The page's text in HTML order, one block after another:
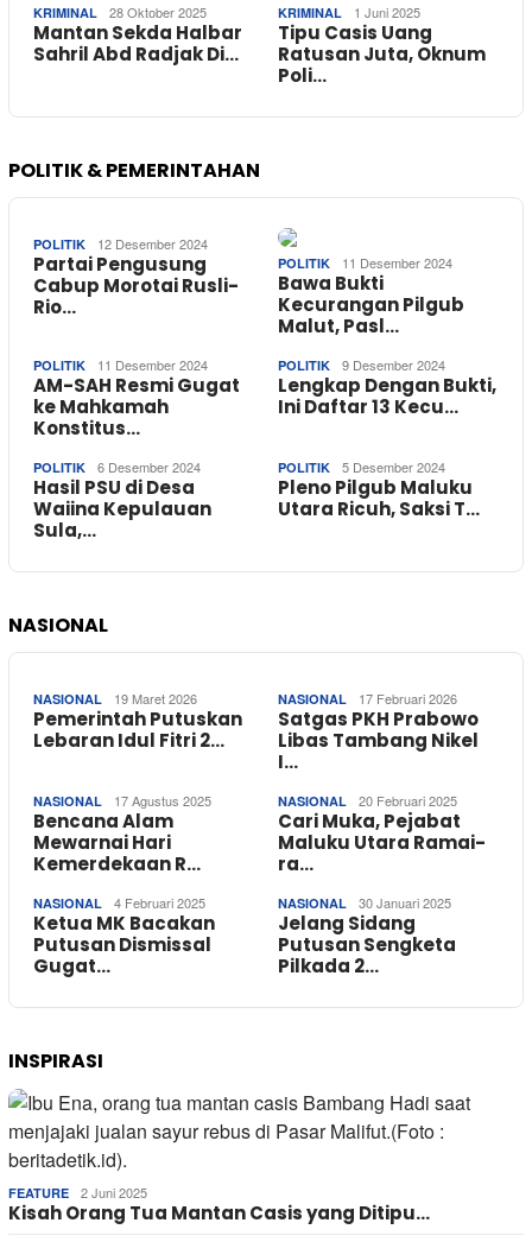
KRIMINAL 28 Oktober 2025
Mantan Sekda Halbar
Sahril Abd Radjak Di…
KRIMINAL 1 Juni 2025
Tipu Casis Uang
Ratusan Juta, Oknum
Poli…
POLITIK & PEMERINTAHAN
POLITIK 12 Desember 2024
Partai Pengusung
Cabup Morotai Rusli-
Rio…
POLITIK 11 Desember 2024
Bawa Bukti
Kecurangan Pilgub
Malut, Pasl…
POLITIK 11 Desember 2024
AM-SAH Resmi Gugat
ke Mahkamah
Konstitus…
POLITIK 9 Desember 2024
Lengkap Dengan Bukti,
Ini Daftar 13 Kecu…
POLITIK 6 Desember 2024
Hasil PSU di Desa
Waiina Kepulauan
Sula,…
POLITIK 5 Desember 2024
Pleno Pilgub Maluku
Utara Ricuh, Saksi T…
NASIONAL
NASIONAL 19 Maret 2026
Pemerintah Putuskan
Lebaran Idul Fitri 2…
NASIONAL 17 Februari 2026
Satgas PKH Prabowo
Libas Tambang Nikel
I…
NASIONAL 17 Agustus 2025
Bencana Alam
Mewarnai Hari
Kemerdekaan R…
NASIONAL 20 Februari 2025
Cari Muka, Pejabat
Maluku Utara Ramai-
ra…
NASIONAL 4 Februari 2025
Ketua MK Bacakan
Putusan Dismissal
Gugat…
NASIONAL 30 Januari 2025
Jelang Sidang
Putusan Sengketa
Pilkada 2…
INSPIRASI
FEATURE 2 Juni 2025
Kisah Orang Tua Mantan Casis yang Ditipu…